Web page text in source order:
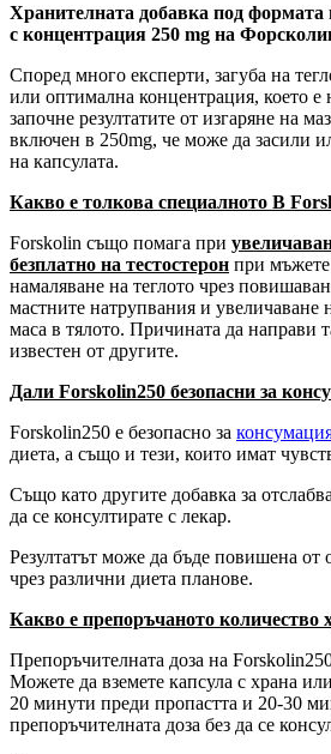
Хранителната добавка под формата
с концентрация 250 mg на
Според много експерти, загуба на
или оптимална концентрация, което е
започне резултатите от изгаряне на
включен в 250mg, че може да засили
на капсулата.
Какво е толкова специалното В
Forskolin също помага при
безплатно на тестостерон при
намаляване на теглото чрез
мастните натрупвания и увеличаване
маса в тялото. Причината да направи
известен от другите.
Дали Forskolin250 безопасни за
Forskolin250 е безопасно за
диета, а също и тези, които имат
Също като другите добавка за
да се консултирате с лекар.
Резултатът може да бъде повишена от
чрез различни диета планове.
Какво е препоръчаното количество
Препоръчителната доза на
Можете да вземете капсула с храна
20 минути преди пропастта и 20-30
препоръчителната доза без да се